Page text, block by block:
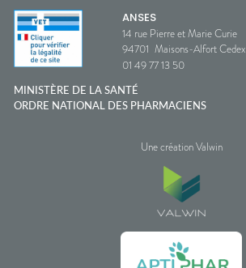
ANSES
14 rue Pierre et Marie Curie
94701 Maisons-Alfort Cedex
01 49 77 13 50
MINISTÈRE DE LA SANTÉ
ORDRE NATIONAL DES PHARMACIENS
Une création Valwin